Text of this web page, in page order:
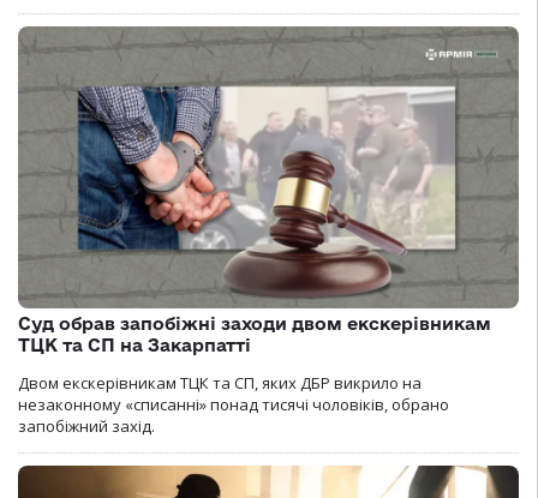
Суд обрав запобіжні заходи двом екскерівникам
ТЦК та СП на Закарпатті
Двом екскерівникам ТЦК та СП, яких ДБР викрило на
незаконному «списанні» понад тисячі чоловіків, обрано
запобіжний захід.